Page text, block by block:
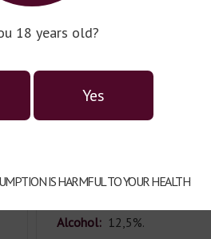
18 years old?
Yes
IS HARMFUL TO YOUR HEALTH
Characteristic:
Aroma with
freshly cut grass. Mineral
Food Pairing:
Oysters,
shellfish, poultry, goat and
Residual sugar: 10.
Alcohol: 12,5%.